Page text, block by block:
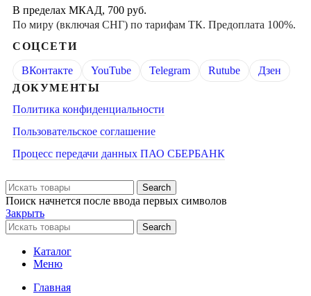
В пределах МКАД, 700 руб.
По миру (включая СНГ) по тарифам ТК. Предоплата 100%.
СОЦСЕТИ
ВКонтакте YouTube Telegram Rutube
Дзен
ДОКУМЕНТЫ
Политика конфиденциальности
Пользовательское соглашение
Процесс передачи данных ПАО СБЕРБАНК
Search
Поиск начнется после ввода первых символов
Закрыть
Search
Каталог
Меню
Главная